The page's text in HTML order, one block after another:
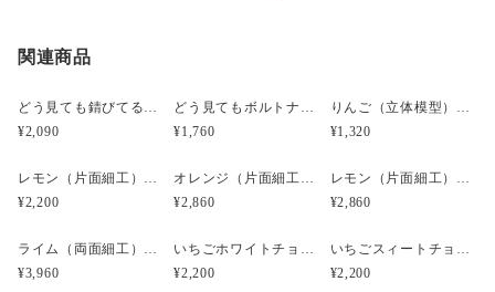
グ #再販
円です。
郵便局員による対面でのお届けとなり、受領印または署
名をいただきます。
宅急便（ヤマト運輸）は、発送元は愛知県で地域別に送
料が変わります。
お届け日時等にご指定がある場合は、ご購入時に備考欄
にご記入ください。
レターパックプラス
宅急便（ヤマト） ○／○ 地域別 ¥0〜
関連商品
どう見ても錆びてるボルトナットのイヤリング（立体模型）☆ぺケ鉄TOOL☆リアルな工具模型のイヤリング
¥2,090
どう見てもボルトナットのイヤリング（立体模型）☆ぺケ鉄TOOL☆リアルな工具模型のイヤリング
¥1,760
りんご（立体模型）☆リアル食品サンプルのフルーツキーホルダー
¥1,320
レモン（片面細工）小サイズ☆リアルな食品サンプルのフルーツイヤリング
¥2,200
オレンジ（片面細工）☆リアルな食品サンプルのフルーツイヤリング
¥2,860
レモン（片面細工）大サイズ☆リアルな食品サンプルのフルーツイヤリング
¥2,860
ライム（両面細工）大サイズ☆リアルな食品サンプルのフルーツイヤリング
¥3,960
いちごホワイトチョコがけ(立体模型）小1/4サイズ☆リアルな食品サンプルのフルーツイヤリング
¥2,200
いちごスィートチョコがけ(立体模型）小1/4サイズ☆リアルな食品サンプルのフルーツイヤリング
¥2,200